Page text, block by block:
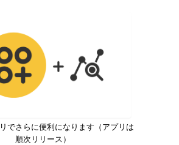
でさらに便利になります（アプリは
順次リリース）